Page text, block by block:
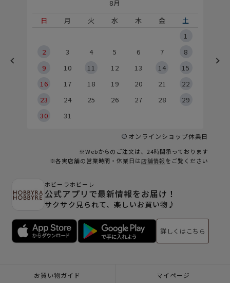
8月
日
月 火 水 木 金
土
1
2
3 4 5 6 7
8
9
10 11 12 13 14
15
16
17 18 19 20 21
22
23
24 25 26 27 28
29
30
31
オンラインショップ休業日
※Webからのご注文は、24時間承っております
※各実店舗の営業時間・休業日は店舗情報をご覧ください
ホビーラホビーレ
公式アプリで最新情報をお届け！
サクサク見られて、楽しいお買い物♪
詳しくはこちら
お買い物ガイド マイページ